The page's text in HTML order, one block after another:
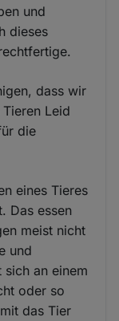
und
dieses
dass wir
Leid
die
eines Tieres
Das essen
meist nicht
und
an einem
oder so
das Tier